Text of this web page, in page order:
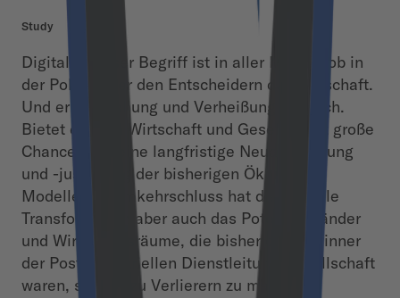
Study
Digital – Dieser Begriff ist in aller Munde, ob in
der Politik oder den Entscheidern der Wirtschaft.
Und er ist Drohung und Verheißung zugleich.
Bietet er doch Wirtschaft und Gesellschaft große
Chancen auf eine langfristige Neuausrichtung
und -justierung der bisherigen Ökonomie-
Modelle. Im Umkehrschluss hat die Digitale
Transformation aber auch das Potential Länder
und Wirtschaftsräume, die bisher die Gewinner
der Post-industriellen Dienstleitungsgesellschaft
waren, schnell zu Verlierern zu machen.